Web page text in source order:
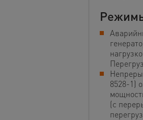
8528-1)
(с